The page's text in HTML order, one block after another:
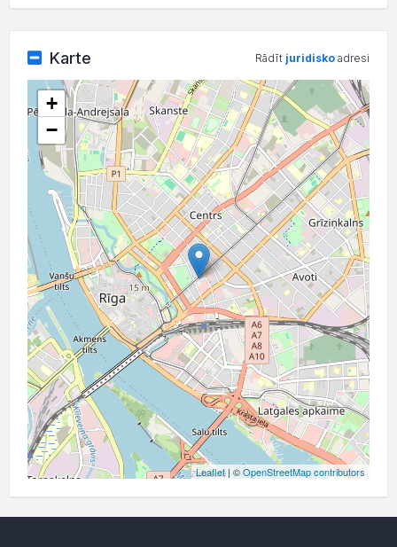
Karte Rādīt juridisko adresi
+
−
Leaflet| ©OpenStreetMap contributors